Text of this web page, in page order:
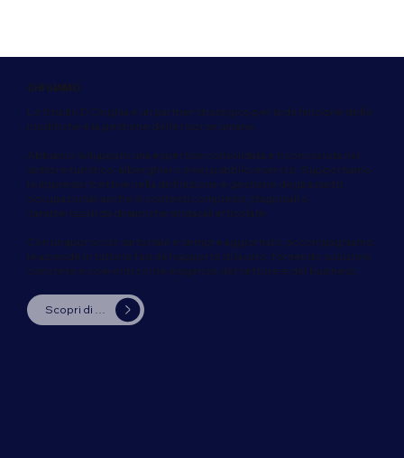
CHI SIAMO
Lo Studio D’Onghia è un partner strategico per la definizione delle
modifiche e la gestione delle risorse umane.
Abbiamo sviluppato una expertise consolidata e riconosciuta nel
settore turistico–alberghiero e nei pubblici esercizi. Supportiamo
le imprese ricettive nella definizione e gestione degli assetti
occupazionali anche in contesti complessi, stagionali o
caratterizzati da dinamiche sindacali articolate.
Con un approccio sartoriale e sempre aggiornato, accompagniamo
le aziende in tutte le fasi del rapporto di lavoro, fornendo soluzioni
concrete e coerenti con le esigenze del settore e del business.
Scopri di più